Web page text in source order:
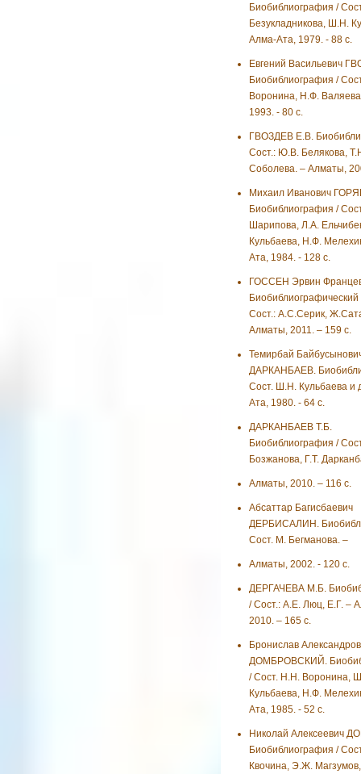
Биобиблиография /
Безукладникова, Ш.Н.
Алма-Ата, 1979. - 88 с.
Евгений Васильевич
Биобиблиография /
Воронина, Н.Ф.
1993. - 80 с.
ГВОЗДЕВ Е.В.
Сост.: Ю.В. Белякова,
Соболева. – Алматы,
Михаил Иванович
Биобиблиография /
Шарипова, Л.А.
Кульбаева, Н.Ф.
Ата, 1984. - 128 с.
ГОССЕН Эрвин
Биобиблиографический
Сост.: А.С.Серик,
Алматы, 2011. – 159 с.
Темирбай
ДАРКАНБАЕВ.
Сост. Ш.Н. Кульбаева и
Ата, 1980. - 64 с.
ДАРКАНБАЕВ Т.Б.
Биобиблиография /
Бозжанова, Г.Т.
Алматы, 2010. – 116 с.
Абсаттар Багисбаевич
ДЕРБИСАЛИН.
Сост. М. Бегманова. –
Алматы, 2002. - 120 с.
ДЕРГАЧЕВА М.Б.
/ Сост.: А.Е. Люц, Е.Г. –
2010. – 165 с.
Бронислав
ДОМБРОВСКИЙ.
/ Сост. Н.Н. Воронина,
Кульбаева, Н.Ф.
Ата, 1985. - 52 с.
Николай Алексеевич
Биобиблиография /
Квочина, Э.Ж.